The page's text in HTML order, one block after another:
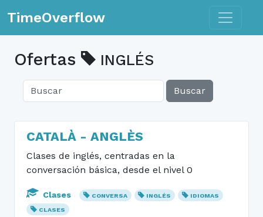
TimeOverflow Toggle
Ofertas INGLÉS
Buscar
CATALÀ - ANGLÈS
Clases de inglés, centradas en la
conversación básica, desde el nivel 0
Clases CONVERSA INGLÉS
IDIOMAS
CLASES